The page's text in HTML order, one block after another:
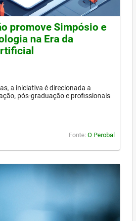
promove Simpósio e
na Era da
a iniciativa é direcionada a
pós-graduação e profissionais
Fonte: O Perobal